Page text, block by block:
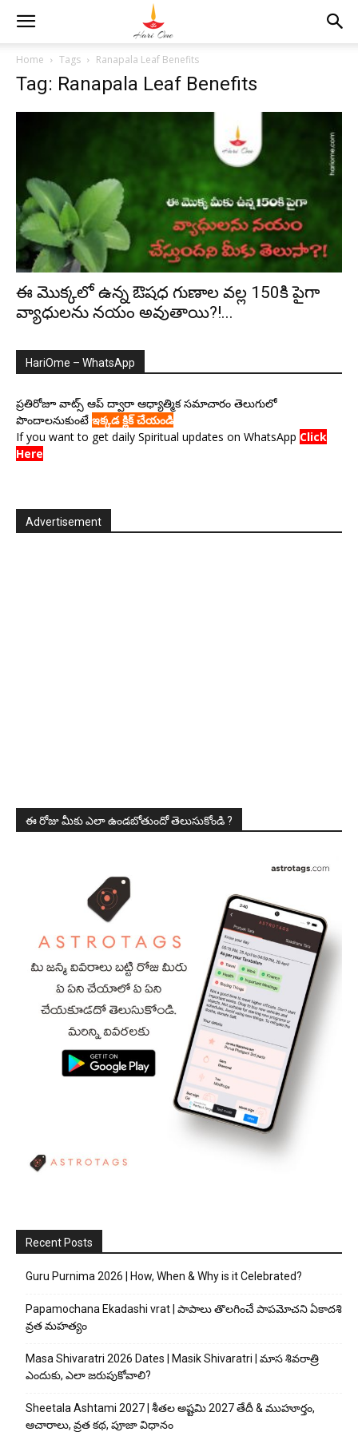
Home Tags Ranapala Leaf Benefits
Tag: Ranapala Leaf Benefits
ఈ మొక్కలో ఉన్న ఔషధ గుణాల వల్ల 150కి పైగా
వ్యాధుల‌ను న‌యం అవుతాయి?!...
HariOme – WhatsApp
ప్రతిరోజూ వాట్స్ ఆప్ ద్వారా ఆధ్యాత్మిక సమాచారం తెలుగులో
పొందాలనుకుంటే ఇక్కడ క్లిక్ చేయండి
If you want to get daily Spiritual updates on WhatsApp Click
Here
Advertisement
ఈ రోజు మీకు ఎలా ఉండబోతుందో తెలుసుకోండి ?
Recent Posts
Guru Purnima 2026 | How, When & Why is it Celebrated?
Papamochana Ekadashi vrat | పాపాలు తొలగించే పాపమోచని ఏకాదశి
వ్రత మహత్యం
Masa Shivaratri 2026 Dates | Masik Shivaratri | మాస శివరాత్రి
ఎందుకు, ఎలా జరుపుకోవాలి?
Sheetala Ashtami 2027 | శీతల అష్టమి 2027 తేదీ & ముహూర్తం,
ఆచారాలు, వ్రత కథ, పూజా విధానం